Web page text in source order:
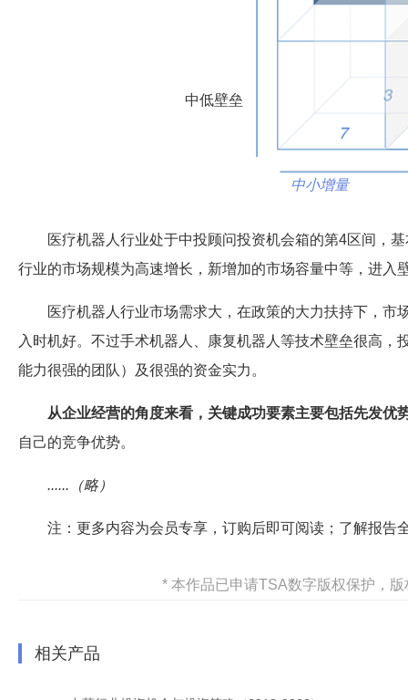
中低壁垒
中小增量
医疗机器人行业处于中投顾问投资机会箱的第4区间，基
行业的市场规模为高速增长，新增加的市场容量中等，进入
医疗机器人行业市场需求大，在政策的大力扶持下，
入时机好。不过手术机器人、康复机器人等技术壁垒很高
能力很强的团队）及很强的资金实力。
从企业经营的角度来看，关键成功要素主要包括先发优
自己的竞争优势。
......（略）
注：更多内容为会员专享，订购后即可阅读；了解报告
* 本作品已申请TSA数字版权保护，
相关产品